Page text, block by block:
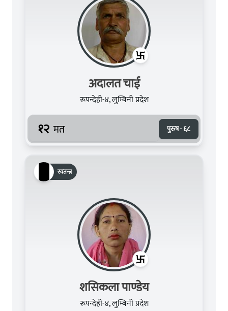
अदालत चाई
रूपन्देही-४, लुम्बिनी प्रदेश
१२ मत पुरुष · ६८
स्वतन्त्र
शसिकला पाण्डेय
रूपन्देही-४, लुम्बिनी प्रदेश